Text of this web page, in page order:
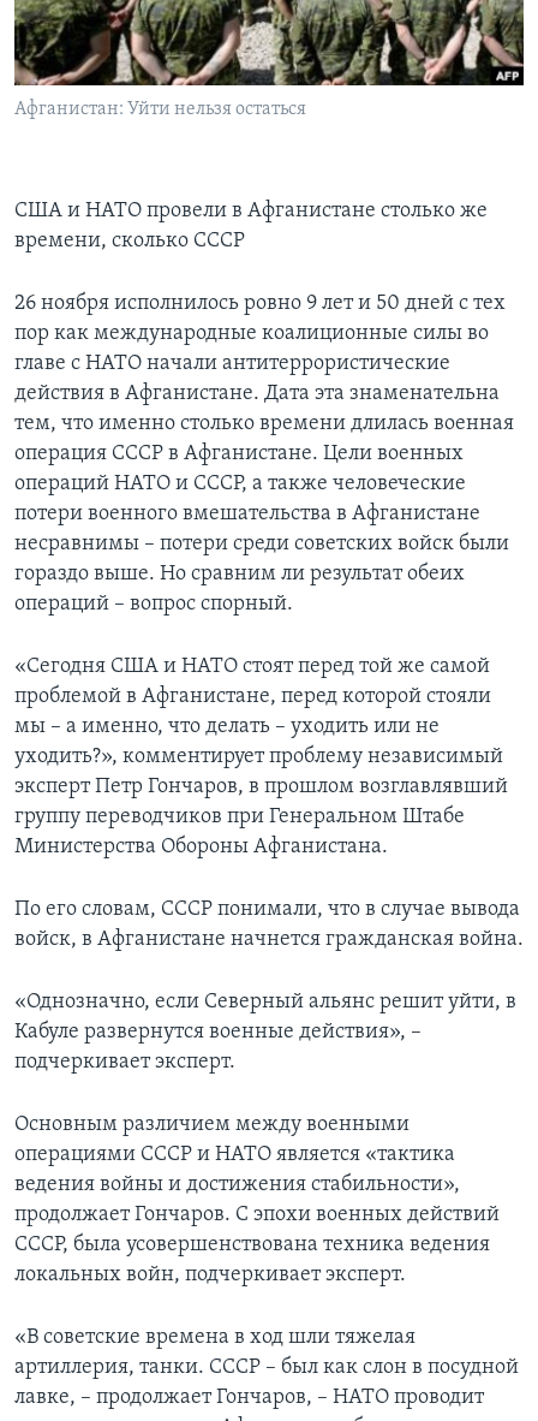
Learning English
СОЦИАЛЬНЫЕ СЕТИ
Языки
Афганистан: Уйти нельзя остаться
США и НАТО провели в Афганистане столько же
времени, сколько СССР
26 ноября исполнилось ровно 9 лет и 50 дней с тех
пор как международные коалиционные силы во
главе с НАТО начали антитеррористические
действия в Афганистане. Дата эта знаменательна
тем, что именно столько времени длилась военная
операция СССР в Афганистане. Цели военных
операций НАТО и СССР, а также человеческие
потери военного вмешательства в Афганистане
несравнимы – потери среди советских войск были
гораздо выше. Но сравним ли результат обеих
операций – вопрос спорный.
«Сегодня США и НАТО стоят перед той же самой
проблемой в Афганистане, перед которой стояли
мы – а именно, что делать – уходить или не
уходить?», комментирует проблему независимый
эксперт Петр Гончаров, в прошлом возглавлявший
группу переводчиков при Генеральном Штабе
Министерства Обороны Афганистана.
По его словам, СССР понимали, что в случае вывода
войск, в Афганистане начнется гражданская война.
«Однозначно, если Северный альянс решит уйти, в
Кабуле развернутся военные действия», –
подчеркивает эксперт.
Основным различием между военными
операциями СССР и НАТО является «тактика
ведения войны и достижения стабильности»,
продолжает Гончаров. С эпохи военных действий
СССР, была усовершенствована техника ведения
локальных войн, подчеркивает эксперт.
«В советские времена в ход шли тяжелая
артиллерия, танки. СССР – был как слон в посудной
лавке, – продолжает Гончаров, – НАТО проводит